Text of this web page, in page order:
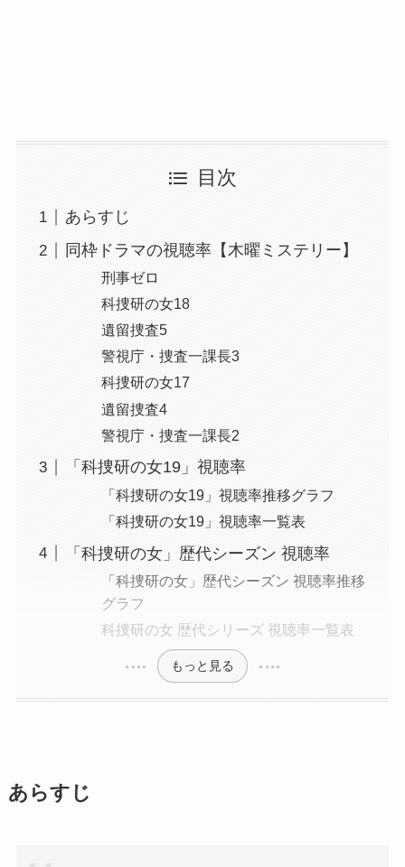
目次
あらすじ
同枠ドラマの視聴率【木曜ミステリー】
刑事ゼロ
科捜研の女18
遺留捜査5
警視庁・捜査一課長3
科捜研の女17
遺留捜査4
警視庁・捜査一課長2
「科捜研の女19」視聴率
「科捜研の女19」視聴率推移グラフ
「科捜研の女19」視聴率一覧表
「科捜研の女」歴代シーズン 視聴率
「科捜研の女」歴代シーズン 視聴率推移
グラフ
科捜研の女 歴代シリーズ 視聴率一覧表
もっと見る
あらすじ